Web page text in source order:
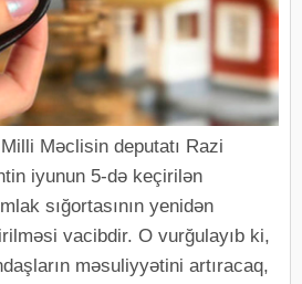
Məclisin deputatı Razi
iyunun 5-də keçirilən
sığortasının yenidən
vacibdir. O vurğulayıb ki,
məsuliyyətini artıracaq,